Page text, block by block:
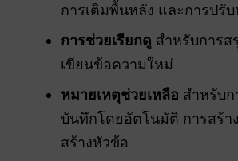
การเติมพื้นหลัง และการปรั
การช่วยเรียกดู สำหรับการส
เขียนข้อความใหม่
หมายเหตุช่วยเหลือ สำหรับ
บันทึกโดยอัตโนมัติ การสร้า
สร้างหัวข้อ